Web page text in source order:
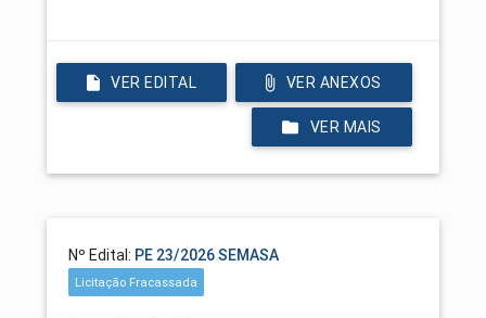
VER EDITAL VER ANEXOS
VER MAIS
Nº Edital: PE 23/2026 SEMASA
Licitação Fracassada